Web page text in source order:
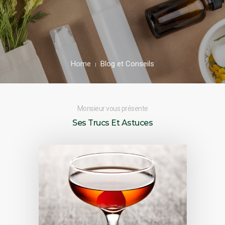
Home Blog et Conseils
Monsieur vous présente
Ses Trucs Et Astuces